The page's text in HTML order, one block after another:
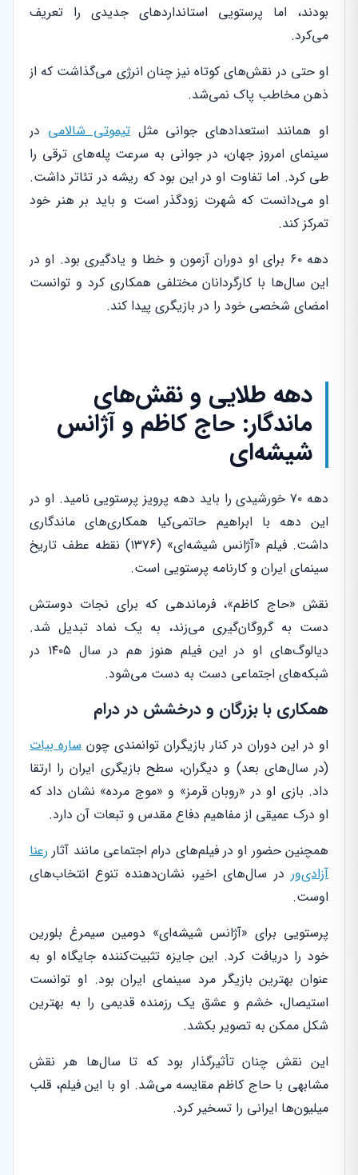
بودند، اما پرستویی استانداردهای جدیدی را تعریف
می‌کرد.
او حتی در نقش‌های کوتاه نیز چنان انرژی می‌گذاشت که از
ذهن مخاطب پاک نمی‌شد.
او همانند استعدادهای جوانی مثلتیموتی شالامی در
سینمای امروز جهان، در جوانی به سرعت پله‌های ترقی را
طی کرد. اما تفاوت او در این بود که ریشه در تئاتر داشت.
او می‌دانست که شهرت زودگذر است و باید بر هنر خود
تمرکز کند.
دهه ۶۰ برای او دوران آزمون و خطا و یادگیری بود. او در
این سال‌ها با کارگردانان مختلفی همکاری کرد و توانست
امضای شخصی خود را در بازیگری پیدا کند.
دهه طلایی و نقش‌های
ماندگار: حاج کاظم و آژانس
شیشه‌ای
دهه ۷۰ خورشیدی را باید دهه پرویز پرستویی نامید. او در
این دهه با ابراهیم حاتمی‌کیا همکاری‌های ماندگاری
داشت. فیلم «آژانس شیشه‌ای» (۱۳۷۶) نقطه عطف تاریخ
سینمای ایران و کارنامه پرستویی است.
نقش «حاج کاظم»، فرماندهی که برای نجات دوستش
دست به گروگان‌گیری می‌زند، به یک نماد تبدیل شد.
دیالوگ‌های او در این فیلم هنوز هم در سال ۱۴۰۵ در
شبکه‌های اجتماعی دست به دست می‌شود.
همکاری با بزرگان و درخشش در درام
او در این دوران در کنار بازیگران توانمندی چون ساره بیات
(در سال‌های بعد) و دیگران، سطح بازیگری ایران را ارتقا
داد. بازی او در «روبان قرمز» و «موج مرده» نشان داد که
او درک عمیقی از مفاهیم دفاع مقدس و تبعات آن دارد.
همچنین حضور او در فیلم‌های درام اجتماعی مانند آثار رعنا
آزادی‌ور در سال‌های اخیر، نشان‌دهنده تنوع انتخاب‌های
اوست.
پرستویی برای «آژانس شیشه‌ای» دومین سیمرغ بلورین
خود را دریافت کرد. این جایزه تثبیت‌کننده جایگاه او به
عنوان بهترین بازیگر مرد سینمای ایران بود. او توانست
استیصال، خشم و عشق یک رزمنده قدیمی را به بهترین
شکل ممکن به تصویر بکشد.
این نقش چنان تأثیرگذار بود که تا سال‌ها هر نقش
مشابهی با حاج کاظم مقایسه می‌شد. او با این فیلم، قلب
میلیون‌ها ایرانی را تسخیر کرد.